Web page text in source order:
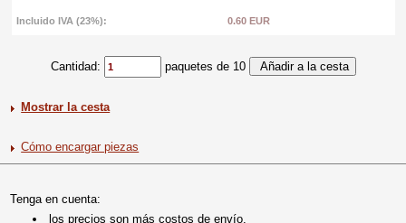
Incluido IVA (23%): 0.60 EUR
Cantidad: paquetes de 10
Mostrar la cesta
Cómo encargar piezas
Tenga en cuenta:
los precios son más costos de envío.